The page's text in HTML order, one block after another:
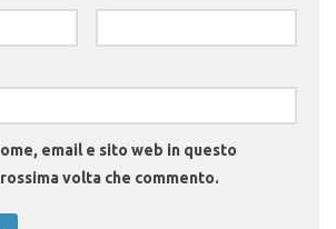
email e sito web in questo
volta che commento.